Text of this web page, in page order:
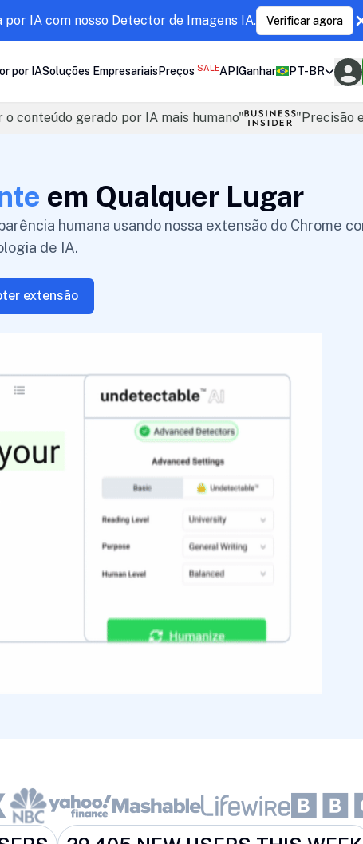
IA com nosso Detector de Imagens IA. Verificar agora
por IASoluções EmpresariaisPreços SALEAPI Ganhar PT-BR
o conteúdo gerado por IA mais humano" "Precisão
em Qualquer Lugar
humana usando nossa extensão do Chrome
de IA.
extensão